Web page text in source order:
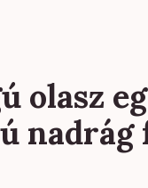
olasz
nadrág